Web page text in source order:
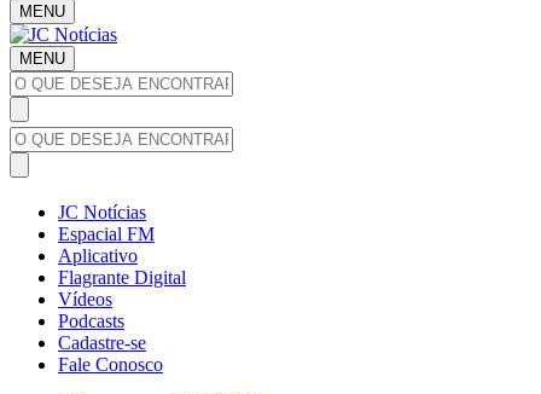
MENU
MENU
JC Notícias
Espacial FM
Aplicativo
Flagrante Digital
Vídeos
Podcasts
Cadastre-se
Fale Conosco